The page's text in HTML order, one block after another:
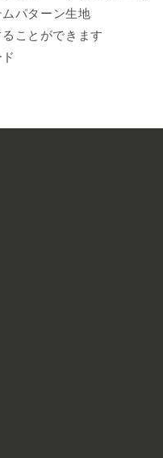
パターン生地
ことができます